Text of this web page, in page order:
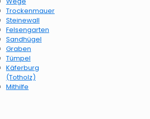
Trockenmauer
Steinewall
Felsengarten
Sandhügel
Graben
Tümpel
Käferburg
(Totholz)
Mithilfe